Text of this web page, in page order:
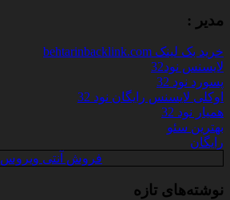
مدیر :
خرید بک لینک behtarinbacklink.com
لایسنس نود32
پسورد نود 32
اوکلی لایسنس رایگان نود 32
همیار نود 32
بهترین سئو
رایگان
فروش آنتی ویروس
نوشته‌های تازه